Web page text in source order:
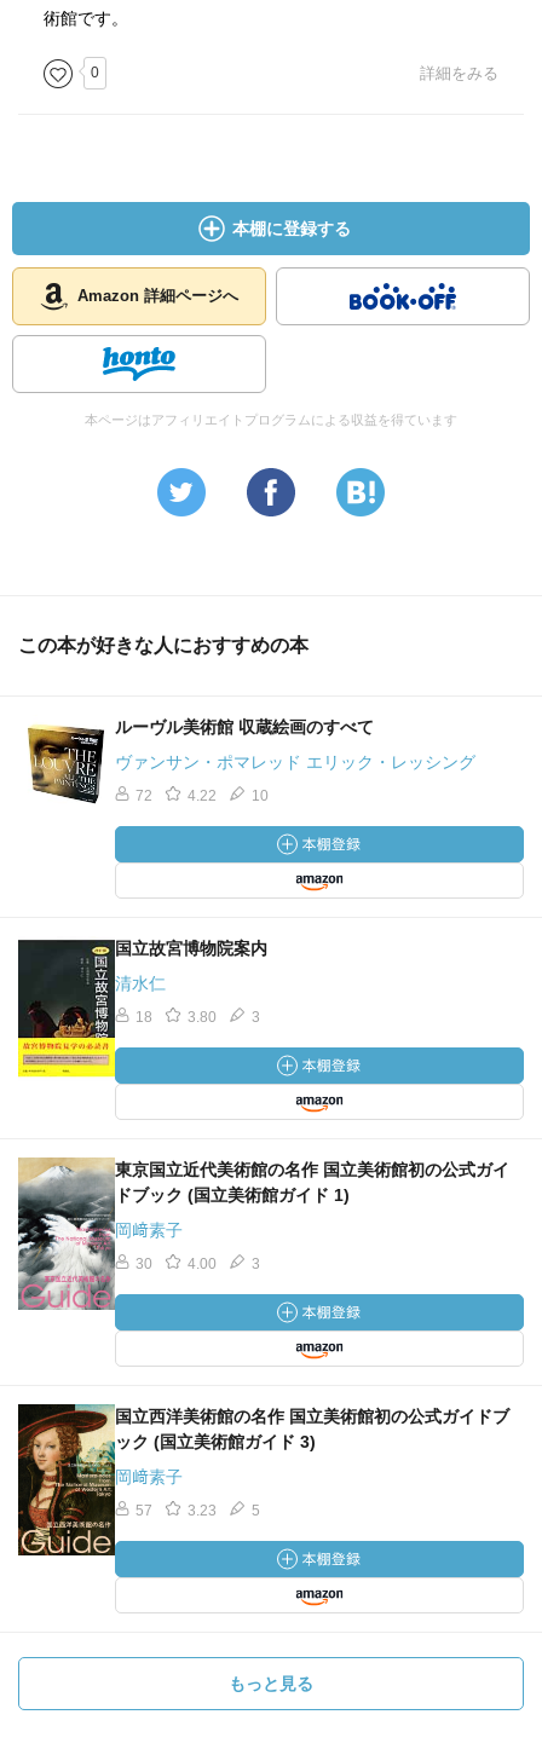
術館です。
0 詳細をみる
本棚に登録する
Amazon 詳細ページへ
本ページはアフィリエイトプログラムによる収益を得ています
この本が好きな人におすすめの本
ルーヴル美術館 収蔵絵画のすべて
ヴァンサン・ポマレッド エリック・レッシング
72 4.22 10
国立故宮博物院案内
清水仁
18 3.80 3
東京国立近代美術館の名作 国立美術館初の公式ガイ
ドブック (国立美術館ガイド 1)
岡﨑素子
30 4.00 3
国立西洋美術館の名作 国立美術館初の公式ガイドブ
ック (国立美術館ガイド 3)
岡﨑素子
57 3.23 5
もっと見る